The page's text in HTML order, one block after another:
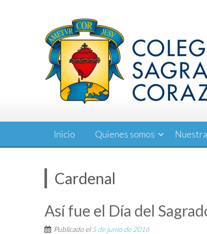
Inicio Quienes somos
Cardenal
Así fue el Día del
Publicado el 5 de junio de 2016